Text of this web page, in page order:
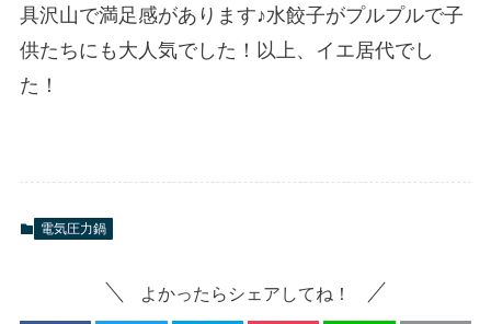
具沢山で満足感があります♪水餃子がプルプルで子
供たちにも大人気でした！以上、イエ居代でし
た！
電気圧力鍋
よかったらシェアしてね！